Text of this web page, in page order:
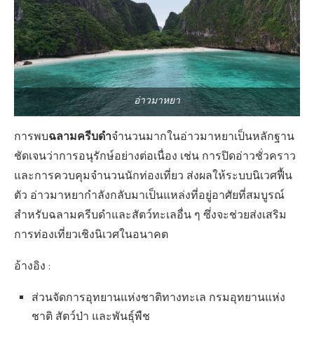
อ่าวมาหยา
การพบฉลามครีบดำจำนวนมากในอ่าวมาหยาเป็นหลักฐาน
ชัดเจนว่าการอนุรักษ์อย่างต่อเนื่อง เช่น การปิดอ่าวชั่วคราว
และการควบคุมจำนวนนักท่องเที่ยว ส่งผลให้ระบบนิเวศฟื้น
ตัว อ่าวมาหยากำลังกลับมาเป็นแหล่งที่อยู่อาศัยที่สมบูรณ์
สำหรับฉลามครีบดำและสัตว์ทะเลอื่น ๆ ซึ่งจะช่วยส่งเสริม
การท่องเที่ยวเชิงนิเวศในอนาคต
อ้างอิง :
ส่วนจัดการอุทยานแห่งชาติทางทะเล กรมอุทยานแห่ง
ชาติ สัตว์ป่า และพันธุ์พืช